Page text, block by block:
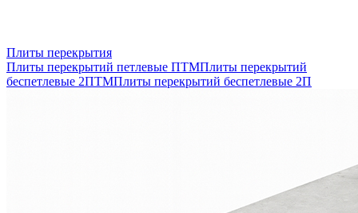
Плиты перекрытия
Плиты перекрытий петлевые ПТМПлиты перекрытий
беспетлевые 2ПТМПлиты перекрытий беспетлевые 2П